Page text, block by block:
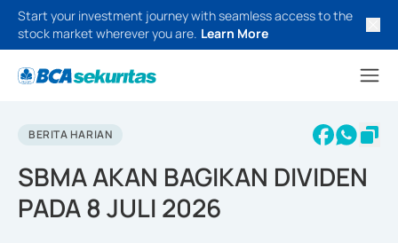
Start your investment journey with seamless access to the
stock market wherever you are. Learn More
BERITA HARIAN
SBMA AKAN BAGIKAN DIVIDEN
PADA 8 JULI 2026